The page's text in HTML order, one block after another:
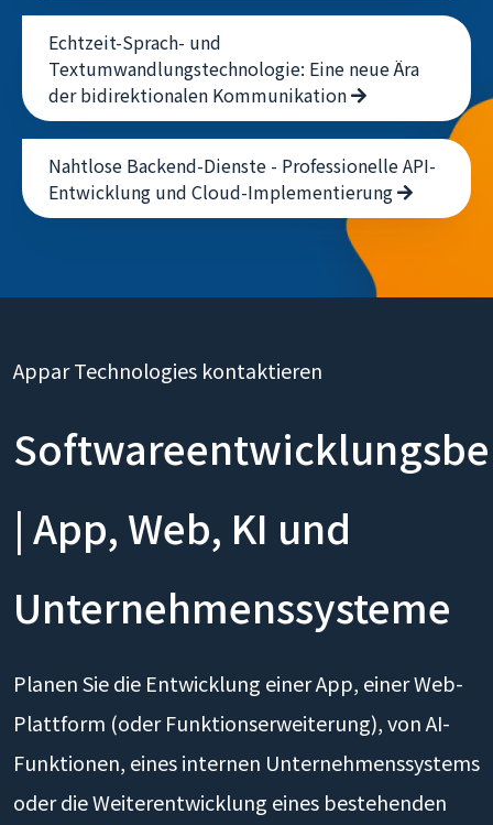
Echtzeit-Sprach- und
Textumwandlungstechnologie: Eine neue Ära
der bidirektionalen Kommunikation
Nahtlose Backend-Dienste - Professionelle API-
Entwicklung und Cloud-Implementierung
Appar Technologies kontaktieren
| App, Web, KI und
Unternehmenssysteme
Planen Sie die Entwicklung einer App, einer Web-
Plattform (oder Funktionserweiterung), von AI-
Funktionen, eines internen Unternehmenssystems
oder die Weiterentwicklung eines bestehenden